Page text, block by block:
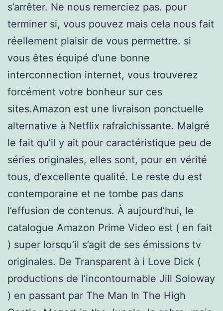
s’arrêter. Ne nous remerciez pas. pour
terminer si, vous pouvez mais cela nous fait
réellement plaisir de vous permettre. si
vous êtes équipé d’une bonne
interconnection internet, vous trouverez
forcément votre bonheur sur ces
sites.Amazon est une livraison ponctuelle
alternative à Netflix rafraîchissante. Malgré
le fait qu’il y ait pour caractéristique peu de
séries originales, elles sont, pour en vérité
tous, d’excellente qualité. Le reste du est
contemporaine et ne tombe pas dans
l’effusion de contenus. À aujourd’hui, le
catalogue Amazon Prime Video est ( en fait
) super lorsqu’il s’agit de ses émissions tv
originales. De Transparent à i Love Dick (
productions de l’incontournable Jill Soloway
) en passant par The Man In The High